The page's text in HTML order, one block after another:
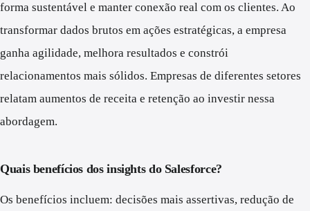
forma sustentável e manter conexão real com os clientes. Ao
transformar dados brutos em ações estratégicas, a empresa
ganha agilidade, melhora resultados e constrói
relacionamentos mais sólidos. Empresas de diferentes setores
relatam aumentos de receita e retenção ao investir nessa
abordagem.
Quais benefícios dos insights do Salesforce?
Os benefícios incluem: decisões mais assertivas, redução de